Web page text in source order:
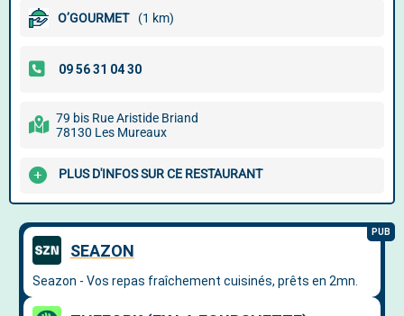
O’GOURMET (1 km)
79 bis Rue Aristide Briand
78130 Les Mureaux
PLUS D'INFOS SUR CE RESTAURANT